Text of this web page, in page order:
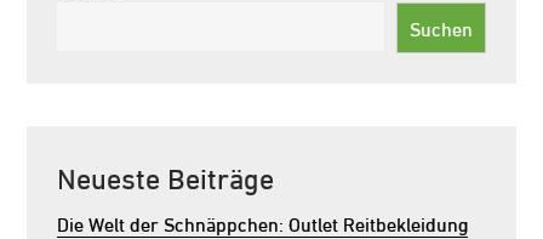
Suchen
Neueste Beiträge
Die Welt der Schnäppchen: Outlet Reitbekleidung